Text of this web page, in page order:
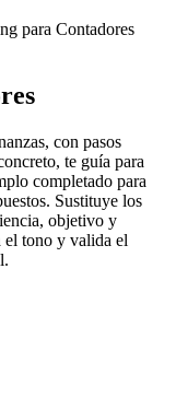
para Contadores
con pasos
te guía para
completado para
Sustituye los
objetivo y
el tono y valida el